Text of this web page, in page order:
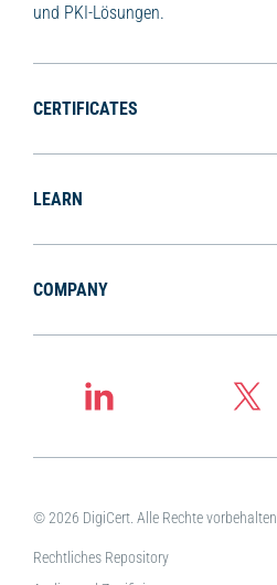
und PKI-Lösungen.
CERTIFICATES
LEARN
COMPANY
© 2026 DigiCert. Alle Rechte vorbehalten.
Rechtliches Repository